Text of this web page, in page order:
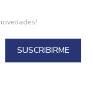
SUSCRIBIRME